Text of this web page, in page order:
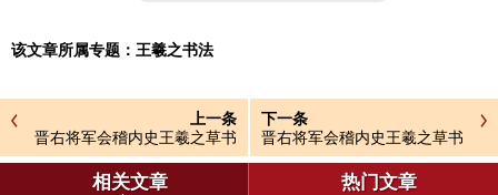
该文章所属专题： 王羲之书法
上一条
晋右将军会稽内史王羲之草书
平安帖
下一条
晋右将军会稽内史王羲之草书
平安帖
相关文章 热门文章